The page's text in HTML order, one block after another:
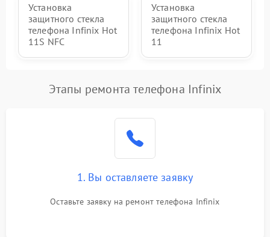
Установка
защитного стекла
телефона Infinix Hot
11S NFC
Установка
защитного стекла
телефона Infinix Hot
11
Этапы ремонта телефона Infinix
1. Вы оставляете заявку
Оставьте заявку на ремонт телефона Infinix